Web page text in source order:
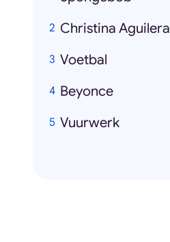
Christina Aguilera
Voetbal
Beyonce
Vuurwerk